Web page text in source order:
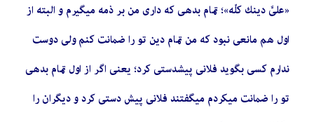
«علیَّ دینك کلّه»؛ تمام بدهی که داری من بر ذمه می­گیرم و البته از
اول هم مانعی نبود که من تمام دین تو را ضمانت کنم ولی دوست
ندارم کسی بگوید فلانی پیش­دستی کرد؛ یعنی اگر از اول تمام بدهی
تو را ضمانت می­کردم می­گفتند فلانی پیش دستی کرد و دیگران را